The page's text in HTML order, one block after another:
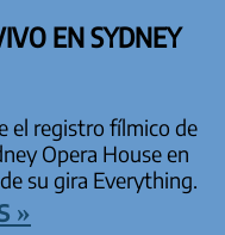
EN SYDNEY
el registro fílmico de
Opera House en
su gira Everything.
»